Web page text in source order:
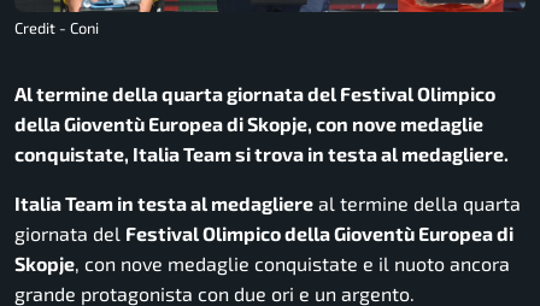
Credit - Coni
Al termine della quarta giornata del Festival Olimpico
della Gioventù Europea di Skopje, con nove medaglie
conquistate, Italia Team si trova in testa al medagliere.
Italia Team in testa al medagliere al termine della quarta
giornata del Festival Olimpico della Gioventù Europea di
Skopje , con nove medaglie conquistate e il nuoto ancora
grande protagonista con due ori e un argento.